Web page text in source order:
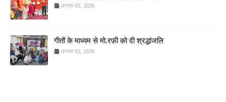
अगस्त 05, 2026
गीतों के माध्यम से मो.रफ़ी को दी श्रद्धांजलि
अगस्त 02, 2026